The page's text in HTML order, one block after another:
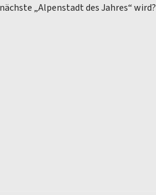
„Alpenstadt des Jahres“ wird?